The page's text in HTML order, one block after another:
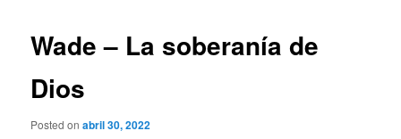
Wade – La soberanía de
Dios
Posted onabril 30, 2022